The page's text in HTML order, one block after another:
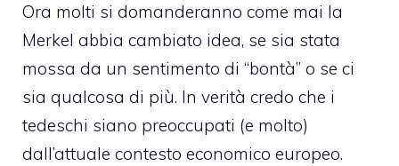
Ora molti si domanderanno come mai la
Merkel abbia cambiato idea, se sia stata
mossa da un sentimento di “bontà” o se ci
sia qualcosa di più. In verità credo che i
tedeschi siano preoccupati (e molto)
dall’attuale contesto economico europeo.